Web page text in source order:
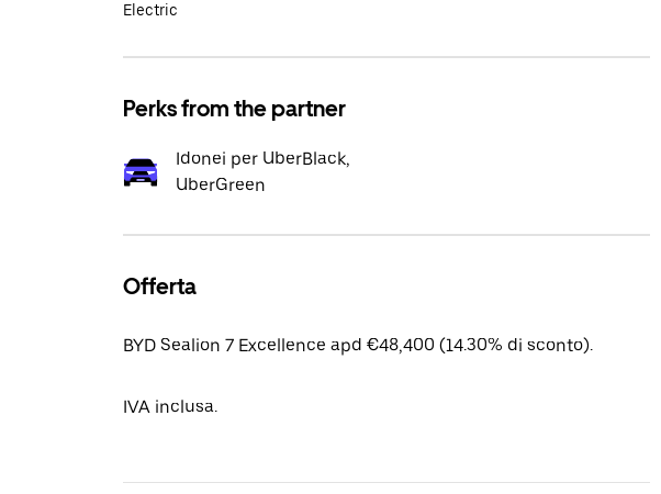
Electric
Perks from the partner
Idonei per UberBlack,
UberGreen
Offerta
BYD Sealion 7 Excellence apd €48,400 (14.30% di sconto).
IVA inclusa.